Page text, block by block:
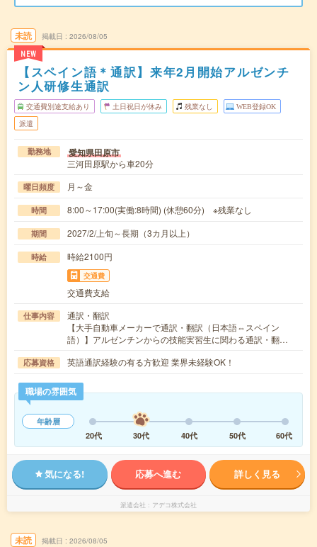
未読
NEW
掲載日 2026/08/05
【スペイン語＊通訳】来年2月開始アルゼンチ
ン人研修生通訳
交通費別途支給あり 土日祝日が休み 残業なし WEB登録OK
派遣
勤務地 愛知県田原市
三河田原駅から車20分
曜日頻度 月～金
時間 8:00～17:00(実働:8時間) (休憩60分) ※残業なし
期間 2027/2/上旬～長期（3カ月以上）
時給 時給2100円
交通費
交通費支給
仕事内容
通訳・翻訳
【大手自動車メーカーで通訳・翻訳（日本語⇔スペイン
語）】アルゼンチンからの技能実習生に関わる通訳・翻…
応募資格 英語通訳経験の有る方歓迎 業界未経験OK！
職場の雰囲気
年齢層
20代
30代 40代 50代 60代
気になる! 応募へ進む 詳しく見る
派遣会社 アデコ株式会社
未読 掲載日 2026/08/05